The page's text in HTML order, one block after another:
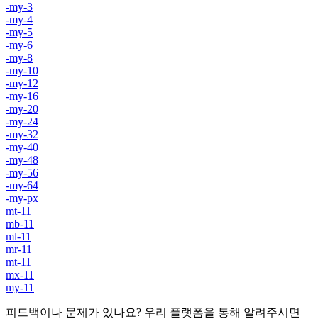
-my-3
-my-4
-my-5
-my-6
-my-8
-my-10
-my-12
-my-16
-my-20
-my-24
-my-32
-my-40
-my-48
-my-56
-my-64
-my-px
mt-11
mb-11
ml-11
mr-11
mt-11
mx-11
my-11
피드백이나 문제가 있나요? 우리 플랫폼을 통해 알려주시면